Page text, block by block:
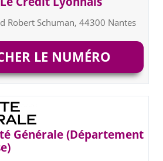
Robert Schuman, 44300 Nantes
LE NUMÉRO
Générale (Département